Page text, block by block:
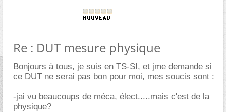
Re : DUT mesure physique
Bonjours à tous, je suis en TS-SI, et jme demande si
ce DUT ne serai pas bon pour moi, mes soucis sont :
-jai vu beaucoups de méca, élect.....mais c'est de la
physique?